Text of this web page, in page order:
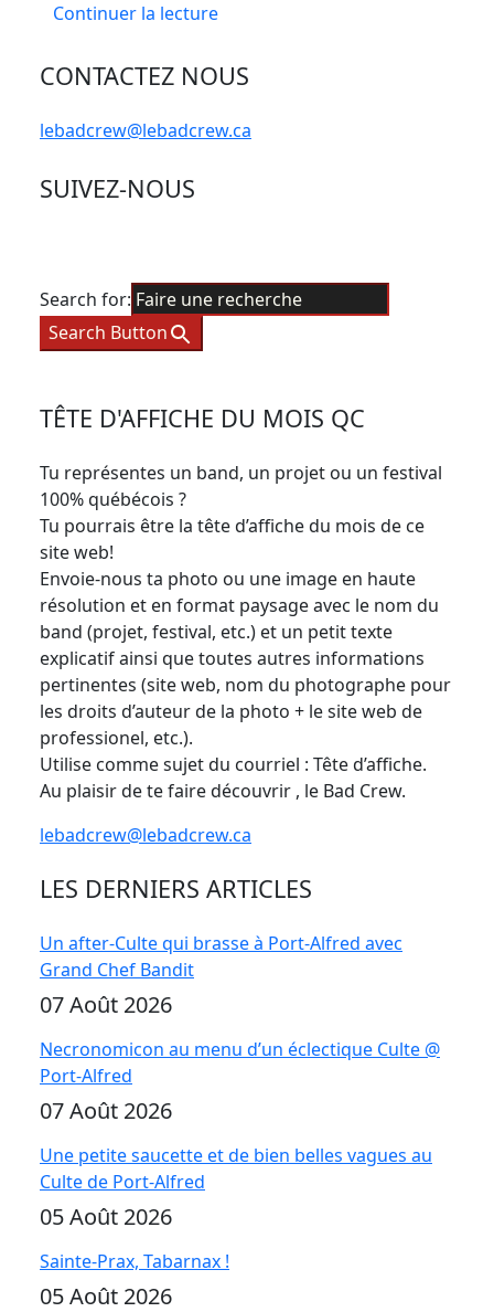
Continuer la lecture
CONTACTEZ NOUS
lebadcrew@lebadcrew.ca
SUIVEZ-NOUS
Search for:
Search Button
TÊTE D'AFFICHE DU MOIS QC
Tu représentes un band, un projet ou un festival
100% québécois ?
Tu pourrais être la tête d’affiche du mois de ce
site web!
Envoie-nous ta photo ou une image en haute
résolution et en format paysage avec le nom du
band (projet, festival, etc.) et un petit texte
explicatif ainsi que toutes autres informations
pertinentes (site web, nom du photographe pour
les droits d’auteur de la photo + le site web de
professionel, etc.).
Utilise comme sujet du courriel : Tête d’affiche.
Au plaisir de te faire découvrir , le Bad Crew.
lebadcrew@lebadcrew.ca
LES DERNIERS ARTICLES
Un after-Culte qui brasse à Port-Alfred avec
Grand Chef Bandit
07 Août 2026
Necronomicon au menu d’un éclectique Culte @
Port-Alfred
07 Août 2026
Une petite saucette et de bien belles vagues au
Culte de Port-Alfred
05 Août 2026
Sainte-Prax, Tabarnax !
05 Août 2026